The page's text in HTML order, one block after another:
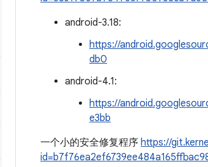
android-3.18:
https://
db0
android-4.1:
https://
e3bb
一个小的安全修复程序 https://